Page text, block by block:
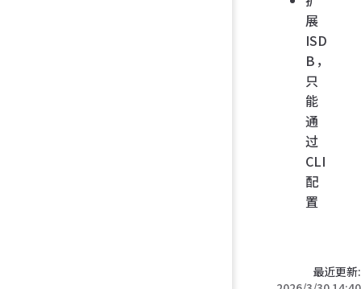
展
ISD
B，
只
能
通
过
CLI
配
置
最近更新: